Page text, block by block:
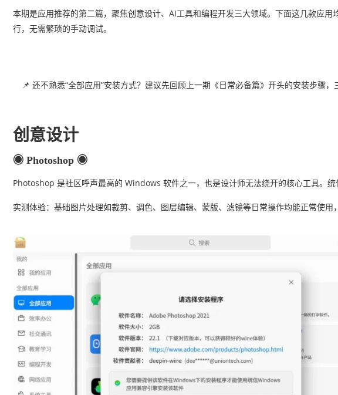
本期是应用推荐的第二篇，聚焦创意设计、AI工具和编程开发三大领域。下面这几款应
行，无需繁琐的手动调试。
📌 还不熟悉“全部应用”安装方式？建议先回顾上一期《日常必备篇》开头的安装步骤，
创意设计
◉ Photoshop ◉
Photoshop 是社区呼声最高的 Windows 软件之一，也是设计师无法绕开的核心工具。
实测体验：基础图片处理如裁剪、调色、图层编辑、蒙版、滤镜等日常操作均能正常使